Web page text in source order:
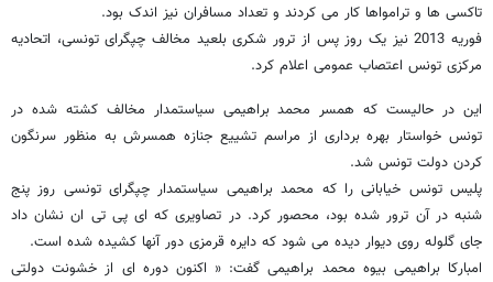
تاکسی ها و ترامواها کار می کردند و تعداد مسافران نیز اندک بود.
فوریه 2013 نیز یک روز پس از ترور شکری بلعید مخالف چپگرای تونسی، اتحادیه
مرکزی تونس اعتصاب عمومی اعلام کرد.
این در حالیست که همسر محمد براهیمی سیاستمدار مخالف کشته شده در
تونس خواستار بهره برداری از مراسم تشییع جنازه همسرش به منظور سرنگون
کردن دولت تونس شد.
پلیس تونس خیابانی را که محمد براهیمی سیاستمدار چپگرای تونسی روز پنج
شنبه در آن ترور شده بود، محصور کرد. در تصاویری که ای پی تی ان نشان داد
جای گلوله روی دیوار دیده می شود که دایره قرمزی دور آنها کشیده شده است.
امبارکا براهیمی بیوه محمد براهیمی گفت: « اکنون دوره ای از خشونت دولتی